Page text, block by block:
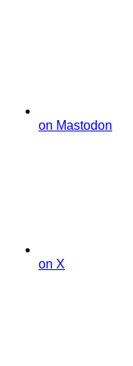
on Mastodon
on X